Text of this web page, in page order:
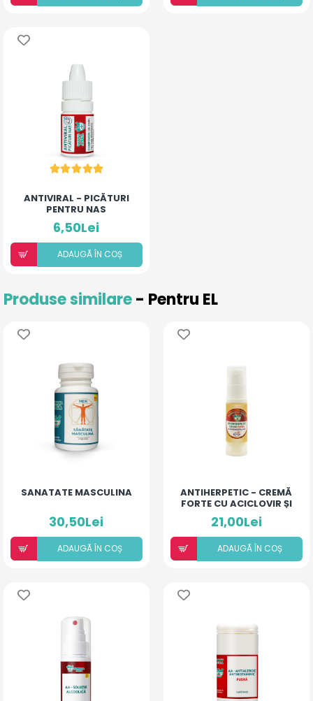
ANTIVIRAL - PICĂTURI
PENTRU NAS
6,50Lei
ADAUGÃ ÎN COȘ
Produse similare- Pentru EL
SANATATE MASCULINA
30,50Lei
ADAUGÃ ÎN COȘ
ANTIHERPETIC - CREMĂ
FORTE CU ACICLOVIR ȘI
ULEIURI ESENȚIALE
21,00Lei
ADAUGÃ ÎN COȘ